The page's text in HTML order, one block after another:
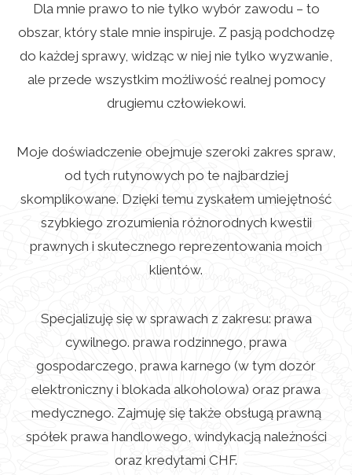
Dla mnie prawo to nie tylko wybór zawodu – to
obszar, który stale mnie inspiruje. Z pasją podchodzę
do każdej sprawy, widząc w niej nie tylko wyzwanie,
ale przede wszystkim możliwość realnej pomocy
drugiemu człowiekowi.
Moje doświadczenie obejmuje szeroki zakres spraw,
od tych rutynowych po te najbardziej
skomplikowane. Dzięki temu zyskałem umiejętność
szybkiego zrozumienia różnorodnych kwestii
prawnych i skutecznego reprezentowania moich
klientów.
Specjalizuję się w sprawach z zakresu: prawa
cywilnego. prawa rodzinnego, prawa
gospodarczego, prawa karnego (w tym dozór
elektroniczny i blokada alkoholowa) oraz prawa
medycznego. Zajmuję się także obsługą prawną
spółek prawa handlowego, windykacją należności
oraz kredytami CHF.